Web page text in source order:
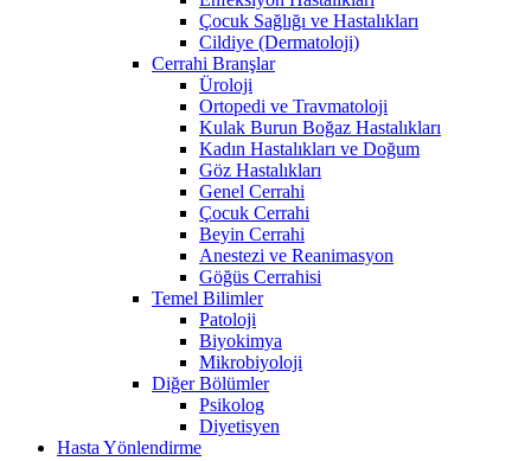
Çocuk Sağlığı ve Hastalıkları
Cildiye (Dermatoloji)
Cerrahi Branşlar
Üroloji
Ortopedi ve Travmatoloji
Kulak Burun Boğaz Hastalıkları
Kadın Hastalıkları ve Doğum
Göz Hastalıkları
Genel Cerrahi
Çocuk Cerrahi
Beyin Cerrahi
Anestezi ve Reanimasyon
Göğüs Cerrahisi
Temel Bilimler
Patoloji
Biyokimya
Mikrobiyoloji
Diğer Bölümler
Psikolog
Diyetisyen
Hasta Yönlendirme